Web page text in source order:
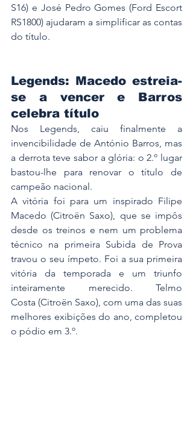
S16) e José Pedro Gomes (Ford Escort
RS1800) ajudaram a simplificar as contas
do título.
Legends: Macedo estreia-
se a vencer e Barros
celebra título
Nos Legends, caiu finalmente a
invencibilidade de António Barros, mas
a derrota teve sabor a glória: o 2.º lugar
bastou-lhe para renovar o título de
campeão nacional.
A vitória foi para um inspirado Filipe
Macedo (Citroën Saxo), que se impôs
desde os treinos e nem um problema
técnico na primeira Subida de Prova
travou o seu ímpeto. Foi a sua primeira
vitória da temporada e um triunfo
inteiramente merecido. Telmo
Costa (Citroën Saxo), com uma das suas
melhores exibições do ano, completou
o pódio em 3.º.